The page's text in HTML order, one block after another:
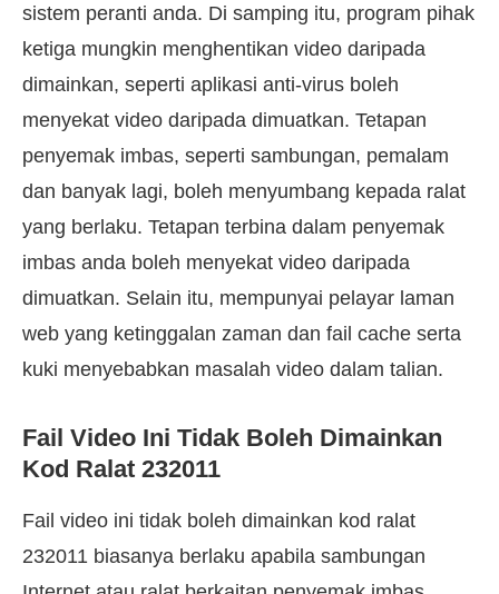
sistem peranti anda. Di samping itu, program pihak
ketiga mungkin menghentikan video daripada
dimainkan, seperti aplikasi anti-virus boleh
menyekat video daripada dimuatkan. Tetapan
penyemak imbas, seperti sambungan, pemalam
dan banyak lagi, boleh menyumbang kepada ralat
yang berlaku. Tetapan terbina dalam penyemak
imbas anda boleh menyekat video daripada
dimuatkan. Selain itu, mempunyai pelayar laman
web yang ketinggalan zaman dan fail cache serta
kuki menyebabkan masalah video dalam talian.
Fail Video Ini Tidak Boleh Dimainkan
Kod Ralat 232011
Fail video ini tidak boleh dimainkan kod ralat
232011 biasanya berlaku apabila sambungan